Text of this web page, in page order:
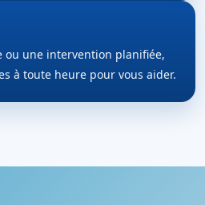
ou une intervention planifiée,
à toute heure pour vous aider.